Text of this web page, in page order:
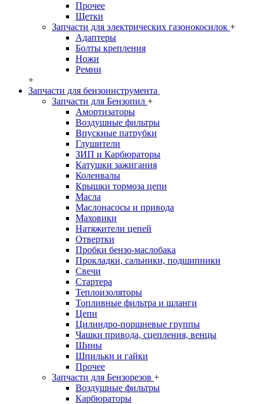
Прочее
Щетки
Запчасти для электрических газонокосилок +
Адаптеры
Болты крепления
Ножи
Ремни
+
Запчасти для бензоинструмента
Запчасти для Бензопил +
Амортизаторы
Воздушные фильтры
Впускные патрубки
Глушители
ЗИП и Карбюраторы
Катушки зажигания
Коленвалы
Крышки тормоза цепи
Масла
Маслонасосы и привода
Маховики
Натяжители цепей
Отвертки
Пробки бензо-маслобака
Прокладки, сальники, подшипники
Свечи
Стартера
Теплоизоляторы
Топливные фильтра и шланги
Цепи
Цилиндро-поршневые группы
Чашки привода, сцепления, венцы
Шины
Шпильки и гайки
Прочее
Запчасти для Бензорезов +
Воздушные фильтры
Карбюраторы